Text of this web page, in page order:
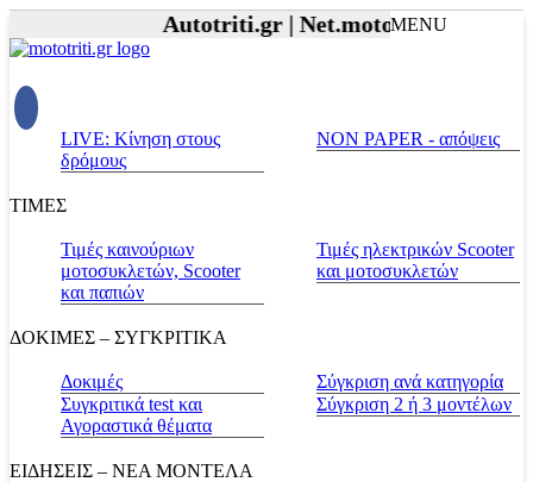
Autotriti.gr |Net.mototriti.gr |
MENU
LIVE: Κίνηση στους
δρόμους
NON PAPER - απόψεις
ΤΙΜΕΣ
Τιμές καινούριων
μοτοσυκλετών, Scooter
και παπιών
Τιμές ηλεκτρικών Scooter
και μοτοσυκλετών
ΔΟΚΙΜΕΣ – ΣΥΓΚΡΙΤΙΚΑ
Δοκιμές
Συγκριτικά test και
Αγοραστικά θέματα
Σύγκριση ανά κατηγορία
Σύγκριση 2 ή 3 μοντέλων
ΕΙΔΗΣΕΙΣ – ΝΕΑ ΜΟΝΤΕΛΑ